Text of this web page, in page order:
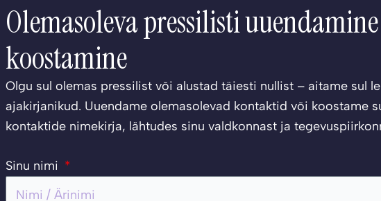
Olemasoleva pressilisti​
koostamine
Olgu sul olemas pressilist või alustad täiesti nullist – aitame sul
ajakirjanikud. Uuendame olemasolevad kontaktid või koostame
kontaktide nimekirja, lähtudes sinu valdkonnast ja
Sinu nimi